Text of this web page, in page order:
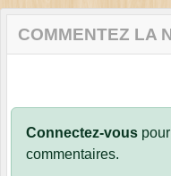
COMMENTEZ LA
Connectez-vous
commentaires.